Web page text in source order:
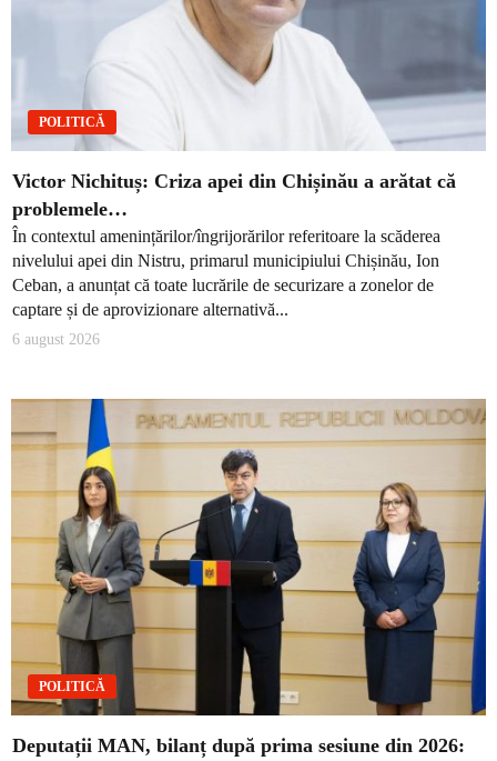
POLITICĂ
Victor Nichituș: Criza apei din Chișinău a arătat că
problemele…
În contextul amenințărilor/îngrijorărilor referitoare la scăderea
nivelului apei din Nistru, primarul municipiului Chișinău, Ion
Ceban, a anunțat că toate lucrările de securizare a zonelor de
captare și de aprovizionare alternativă...
6 august 2026
POLITICĂ
Deputații MAN, bilanț după prima sesiune din 2026: